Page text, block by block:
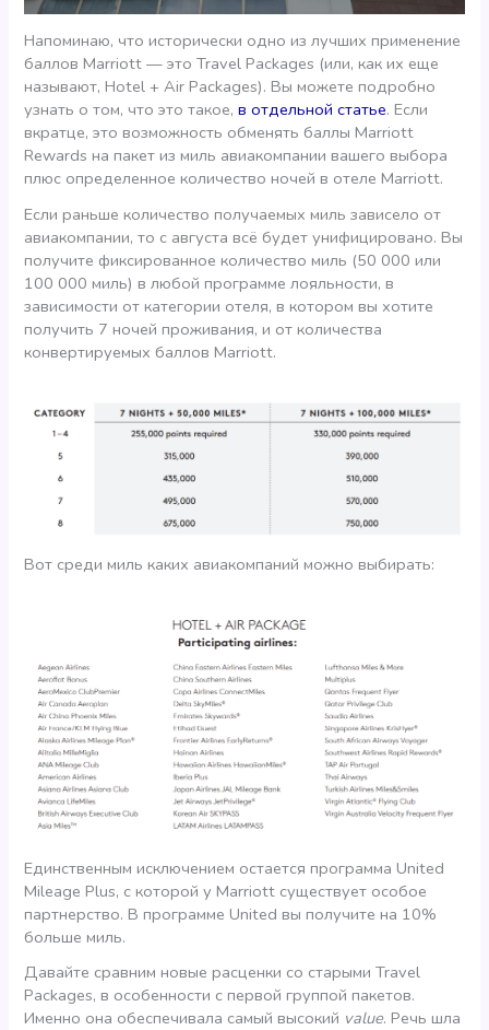
Напоминаю, что исторически одно из лучших применение
баллов Marriott — это Travel Packages (или, как их еще
называют, Hotel + Air Packages). Вы можете подробно
узнать о том, что это такое,в отдельной статье. Если
вкратце, это возможность обменять баллы Marriott
Rewards на пакет из миль авиакомпании вашего выбора
плюс определенное количество ночей в отеле Marriott.
Если раньше количество получаемых миль зависело от
авиакомпании, то с августа всё будет унифицировано. Вы
получите фиксированное количество миль (50 000 или
100 000 миль) в любой программе лояльности, в
зависимости от категории отеля, в котором вы хотите
получить 7 ночей проживания, и от количества
конвертируемых баллов Marriott.
Вот среди миль каких авиакомпаний можно выбирать:
Единственным исключением остается программа United
Mileage Plus, с которой у Marriott существует особое
партнерство. В программе United вы получите на 10%
больше миль.
Давайте сравним новые расценки со старыми Travel
Packages, в особенности с первой группой пакетов.
Именно она обеспечивала самый высокий value. Речь шла